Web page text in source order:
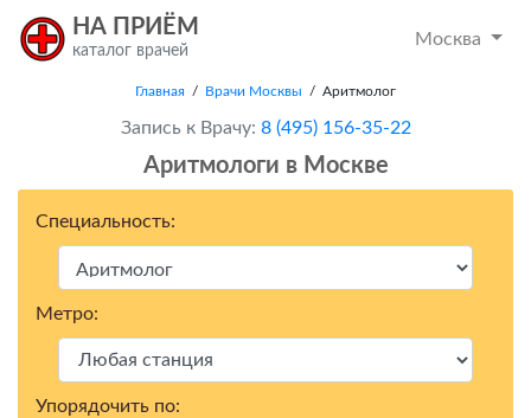
НА ПРИЁМ
каталог врачей
Москва
Главная / Врачи Москвы / Аритмолог
Запись к Врачу: 8 (495) 156-35-22
Аритмологи в Москвe
Специальность:
Метро:
Упорядочить по: